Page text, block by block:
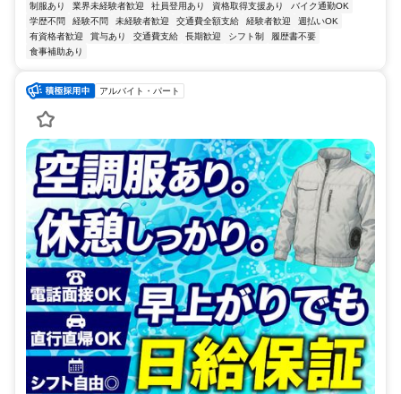
制服あり 業界未経験者歓迎 社員登用あり 資格取得支援あり
バイク通勤OK
学歴不問
経験不問 未経験者歓迎 交通費全額支給 経験者歓迎
週払いOK
有資格者歓迎
賞与あり 交通費支給 長期歓迎 シフト制
履歴書不要
食事補助あり
アルバイト・パート